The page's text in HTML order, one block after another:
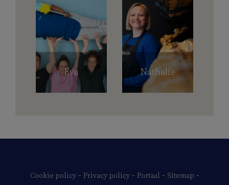
Eva Nathalie
Cookie policy- Privacy policy- Portaal - Sitemap -